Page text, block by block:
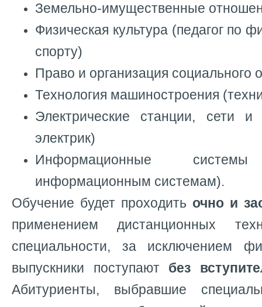
Земельно-имущественные
Физическая культура (педагог по
спорту)
Право и организация социального
Технология машиностроения
Электрические станции, сети
электрик)
Информационные
информационным системам).
Обучение будет проходить очно и
применением дистанционных
специальности, за исключением
выпускники поступают без
Абитуриенты, выбравшие